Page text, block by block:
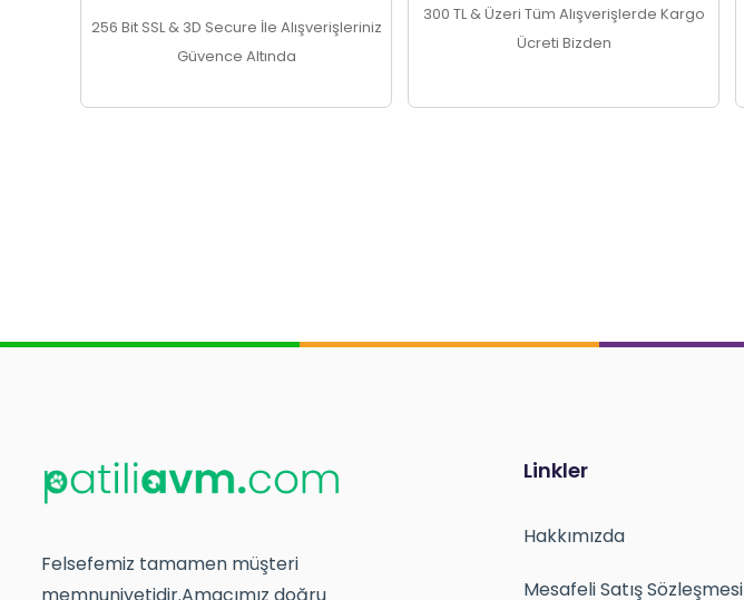
256 Bit SSL & 3D Secure İle Alışverişleriniz
Güvence Altında
300 TL & Üzeri Tüm Alışverişlerde Kargo
Ücreti Bizden
Felsefemiz tamamen müşteri
Linkler
Hakkımızda
Mesafeli Satış Sözleşmesi